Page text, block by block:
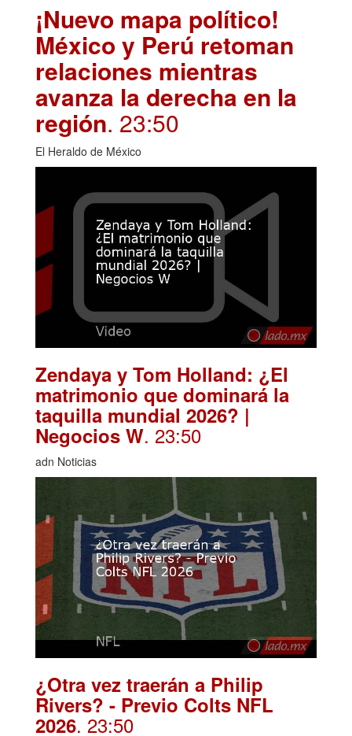
¡Nuevo mapa político!
México y Perú retoman
relaciones mientras
avanza la derecha en la
región. 23:50
El Heraldo de México
Zendaya y Tom Holland: ¿El
matrimonio que dominará la
taquilla mundial 2026? |
Negocios W. 23:50
adn Noticias
¿Otra vez traerán a Philip
Rivers? - Previo Colts NFL
2026. 23:50